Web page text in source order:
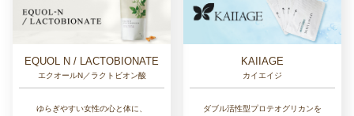
EQUOL N / LACTOBIONATE
エクオールN／ラクトビオン酸
ゆらぎやすい女性の心と体に、
KAIIAGE
カイエイジ
ダブル活性型プロテオグリカンを